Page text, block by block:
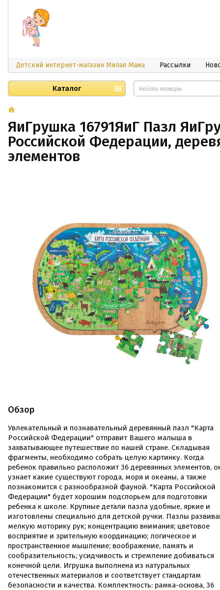
Детский интернет-магазин Милая Мама Рассылки
Каталог
ЯиГрушка 16791ЯиГ Пазл
Российской Федерации,
элементов
Обзор
Увлекательный и познавательный деревянный пазл "Карта
Российской Федерации" отправит Вашего малыша в
захватывающее путешествие по нашей стране. Складывая
фрагменты, необходимо собрать целую картинку. Когда
ребенок правильно расположит 36 деревянных элементов,
узнает какие существуют города, моря и океаны, а также
познакомится с разнообразной фауной. "Карта Российской
Федерации" будет хорошим подспорьем для подготовки
ребенка к школе. Крупные детали пазла удобные, яркие и
изготовлены специально для детской ручки. Пазлы
мелкую моторику рук; концентрацию внимания; цветовое
восприятие и зрительную координацию; логическое и
пространственное мышление; воображение, память и
сообразительность; усидчивость и стремление добиваться
конечной цели. Игрушка выполнена из натуральных
отечественных материалов и соответствует стандартам
безопасности и качества. Комплектность: рамка-основа, 36